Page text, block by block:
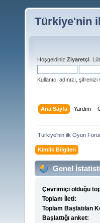
Türkiye'nin
Hoşgeldiniz Ziyaretçi .
Kullanıcı adınızı,
Ana Sayfa Yardım
Türkiye'nin ilk Oyun
Kimlik Bilgileri
Genel
Çevrimiçi olduğu
Toplam İleti:
Toplam Başlatılan
Başlattığı anket: